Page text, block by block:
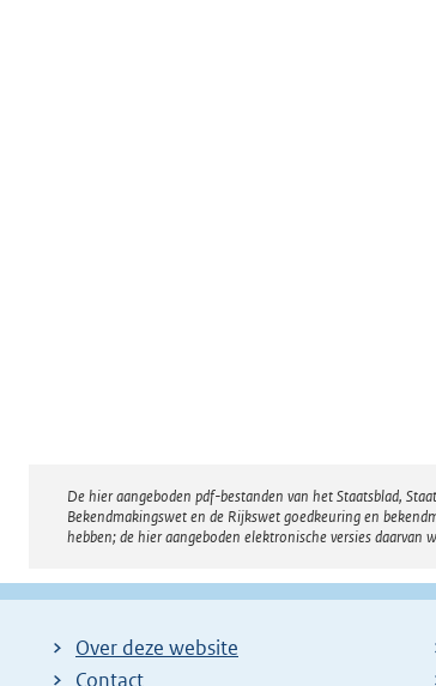
Disclaimer
De hier aangeboden pdf-bestanden van het Staatsblad,
Bekendmakingswet en de Rijkswet goedkeuring en
hebben; de hier aangeboden elektronische versies daarvan
Over deze website
Contact